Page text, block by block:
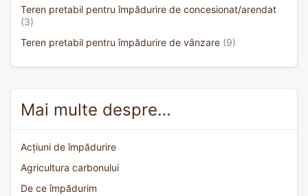
Teren pretabil pentru împădurire de concesionat/arendat
(3)
Teren pretabil pentru împădurire de vânzare (9)
Mai multe despre…
Acțiuni de împădurire
Agricultura carbonului
De ce împădurim